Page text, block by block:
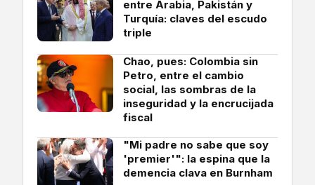
entre Arabia, Pakistán y
Turquía: claves del escudo
triple
Chao, pues: Colombia sin
Petro, entre el cambio
social, las sombras de la
inseguridad y la encrucijada
fiscal
"Mi padre no sabe que soy
'premier'": la espina que la
demencia clava en Burnham